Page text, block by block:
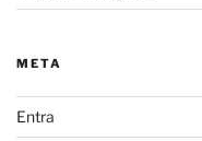
META
Entra